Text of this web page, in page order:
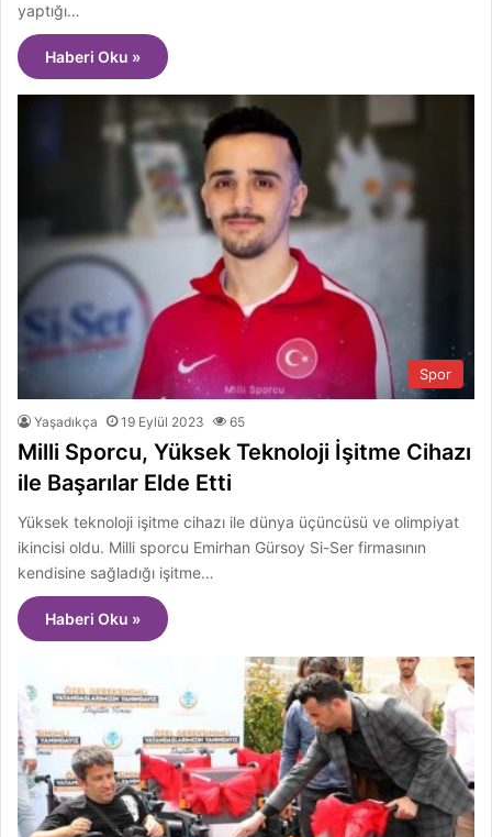
yaptığı…
Haberi Oku »
Spor
Yaşadıkça 19 Eylül 2023 65
Milli Sporcu, Yüksek Teknoloji İşitme Cihazı
ile Başarılar Elde Etti
Yüksek teknoloji işitme cihazı ile dünya üçüncüsü ve olimpiyat
ikincisi oldu. Milli sporcu Emirhan Gürsoy Si-Ser firmasının
kendisine sağladığı işitme…
Haberi Oku »